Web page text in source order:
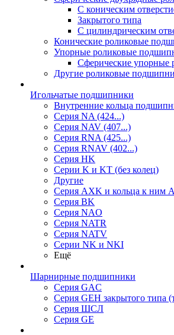
С коническим
Закрытого типа
С цилиндрическим
Конические роликовые
Упорные роликовые
Сферические упорные
Другие роликовые
Игольчатые подшипники
Внутренние кольца
Серия NA (424...)
Серия NAV (407...)
Серия RNA (425...)
Серия RNAV (402...)
Серия HK
Серии K и KT (без колец)
Другие
Серия AXK и кольца к ним
Серия BK
Серия NAO
Серия NATR
Серия NATV
Серии NK и NKI
Ещё
Шарнирные подшипники
Серия GAC
Серия GEH закрытого типа
Серия ШСЛ
Серия GE